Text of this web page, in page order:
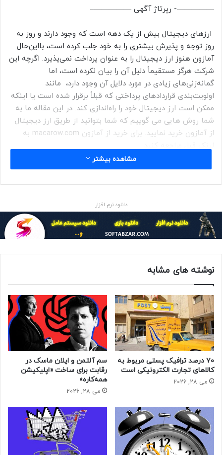
—————- رپرتاژ آگهی —————–
ارزهای دیجیتال بیش از یک دهه است که وجود دارند و روز به
روز توجه و پذیرش بیشتری را به خود جلب کرده است، بااین‌حال
آمازون هنوز ارز دیجیتال را به عنوان پرداخت نمی‌پذیرد. اگرچه این
شرکت هرگز مستقیماً دلیل آن را بیان نکرده است، اما
گمانه‌زنی‌های زیادی در مورد دلایل آن وجود دارد، مانند
اولویت‌بندی قراردادهای پرداختی که قبلاً برقرار شده است یا اینکه
ممکن است ارز دیجیتال خود را راه‌اندازی کند. در این مقاله ما به
شما روش هایی می گوییم که شما بتوانید از طریق ارز دیجیتال
از آمازون خرید نمایید. برای خرید از آمازون macarow.com به
چرا آمازون بیت کوین را مستقیماً قبول نمی‌کند؟
اما گمانه زنی های زیادی در مورد اینکه چه چیزی ممکن است
باشد وجود دارد. نوسانات، تنظیم قیمت بیت کوین نسبت به
قیمت بسیاری از ارزهای دولتی دیگر که توسط آمازون پذیرفته
چالش ها از نظر قیمت گذاری محصولات وجود داشته باشد. عدم
اطمینان در مورد مقررات آتی ارزهای دیجیتال همچنین ممکن
است آمازون را دور نگه دارد، همچنین ممکن است مشکل پردازش
بازده با توجه به نوسانات شدید قیمت بیت کوین باشد.
نظریه دیگر این است که آمازون مایل است در نهایت ارز دیجیتال
خود را عرضه کند. اگر چنین بود، آمازون احتمالاً از اعتبار دادن به
بیت کوین اجتناب می کرد یا بازار بزرگ خود را به روی رقیب باز
می‌کرد. آمازون قبلاً سکه های آمازون را در سال 2013 برای بازی
ها، برنامه ها و خریدهای درون برنامه ای راه اندازی کرده بود.
روش های خرید از آمازون با استفاده از بیت کوین
مشاهده بیشتر
دانلود نرم افزار
نوشته های مشابه
۷۰ درصد ترافیک پستی مربوط به
کالاهای تجارت الکترونیکی است
می 28, 2026
سم آلتمن و ایلان ماسک در
رقابت برای ساخت «اپلیکیشن
همه‌کاره»
می 28, 2026